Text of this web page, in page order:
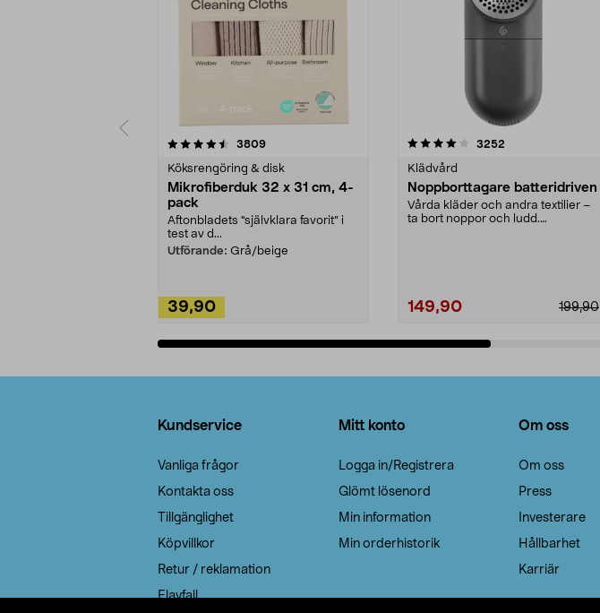
3809recensioner
Köksrengöring & disk
Mikrofiberduk 32 x 31 cm, 4-
pack
Aftonbladets "självklara favorit” i
test av d...
Utförande: Grå/beige
39,90
4.0av 5 stjärnor 3252
Klädvård
Noppborttagare batteridriven
Vårda kläder och andra textilier –
ta bort noppor och ludd.
199,90
149,90
4.5av 5 stjärnor
Kundservice
Vanliga frågor
Kontakta oss
Tillgänglighet
Köpvillkor
Retur / reklamation
Elavfall
Mitt konto
Logga in/Registrera
Glömt lösenord
Min information
Min orderhistorik
Om oss
Om oss
Press
Investerare
Hållbarhet
Karriär